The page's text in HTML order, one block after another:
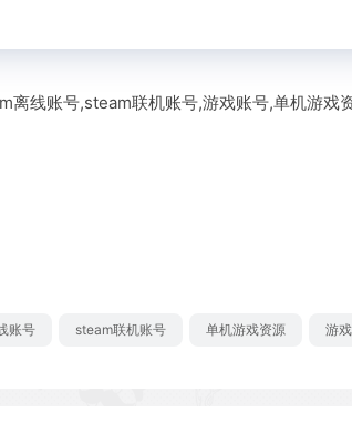
离线账号,steam联机账号,游戏账号,单机游
账号 steam联机账号 单机游戏资源 游